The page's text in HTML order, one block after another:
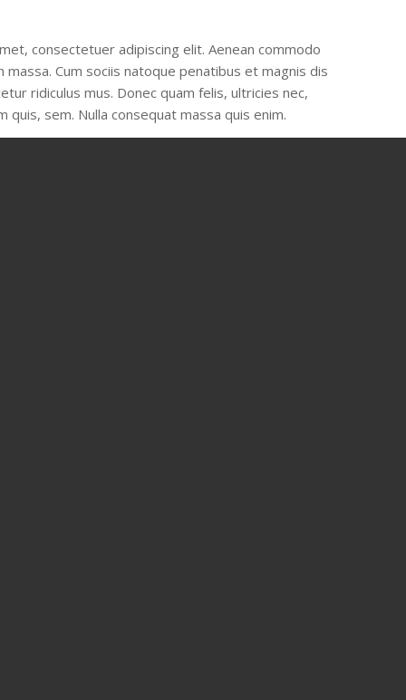
consectetuer adipiscing elit. Aenean commodo
massa. Cum sociis natoque penatibus et magnis dis
ridiculus mus. Donec quam felis, ultricies nec,
quis, sem. Nulla consequat massa quis enim.